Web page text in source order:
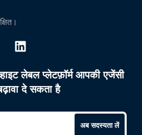
लेबल प्लेटफ़ॉर्म आपकी एजेंसी
दे सकता है
अब सदस्यता लें